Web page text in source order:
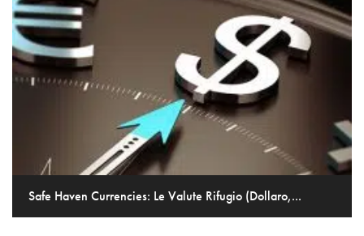
Safe Haven Currencies: Le Valute Rifugio (Dollaro,...